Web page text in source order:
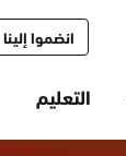
التعليم
انضموا إلينا